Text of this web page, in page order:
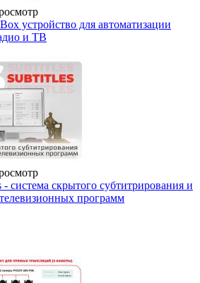
устройство для автоматизации
и ТВ
- система скрытого субтитрирования и
телевизионных программ